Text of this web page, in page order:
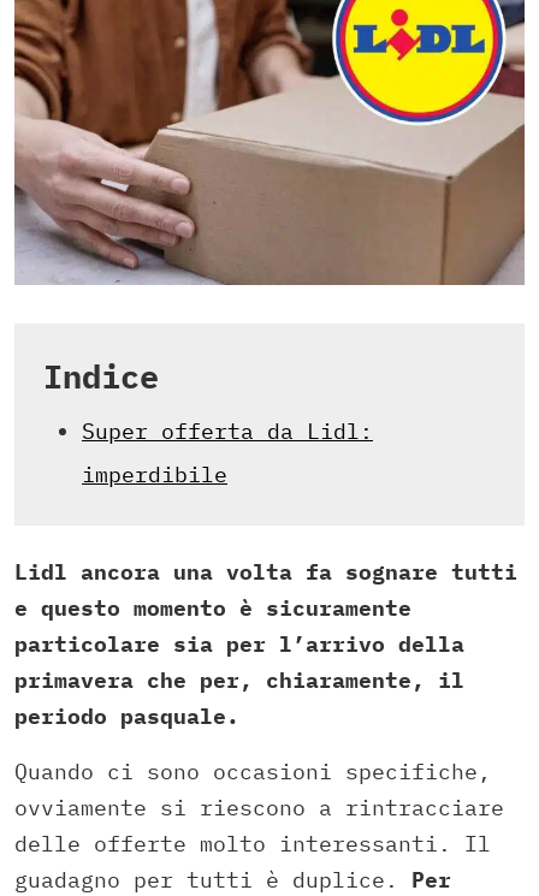
Indice
Super offerta da Lidl:
imperdibile
Lidl ancora una volta fa sognare tutti
e questo momento è sicuramente
particolare sia per l’arrivo della
primavera che per, chiaramente, il
periodo pasquale.
Quando ci sono occasioni specifiche,
ovviamente si riescono a rintracciare
delle offerte molto interessanti. Il
guadagno per tutti è duplice. Per